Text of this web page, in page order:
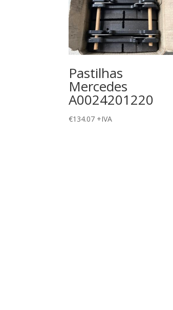
Pastilhas
Mercedes
A0024201220
€134.07 +IVA